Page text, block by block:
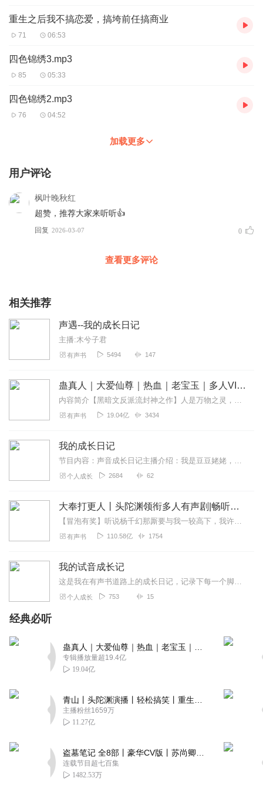
重生之后我不搞恋爱，搞垮前任搞商业
71 06:53
四色锦绣3.mp3
85 05:33
四色锦绣2.mp3
76 04:52
加载更多
用户评论
枫叶晚秋红
超赞，推荐大家来听听👍
回复 2026-03-07 0
查看更多评论
相关推荐
声遇--我的成长日记
主播:木兮子君
有声书 5494 147
蛊真人｜大爱仙尊｜热血｜老宝玉｜多人VIP免费有声剧
内容简介【黑暗文反派流封神之作】人是万物之灵，蛊是天地真精。一个穿越者不断重生的故事。一个养蛊、炼蛊、用蛊的奇特世界。配音组（男角色）老宝玉旁白...
有声书 19.04亿 3434
我的成长日记
节目内容：声音成长日记主播介绍：我是豆豆姥姥，豆豆目前上小学二年级，她学习小主持人课程已有几年，我为了跟上豆豆的步伐，也行动起来，学习喜马拉雅的声音训练营、攀登...
个人成长 2684 62
大奉打更人丨头陀渊领衔多人有声剧|畅听全集|王鹤棣、田曦薇主演影视剧原著|卖报小郎君
【冒泡有奖】听说杨千幻那厮要与我一较高下，我许七安要开始装叉了！快进入声音播放页戳下方输入框，冒个泡偷偷告诉我，我要用哪些诗词才能胜过他？说得好的，有赏！202...
有声书 110.58亿 1754
我的试音成长记
这是我在有声书道路上的成长日记，记录下每一个脚印，每一次跌倒，每一点小进步，每一份收获…
个人成长 753 15
经典必听
专辑播放量超19.4亿
19.04亿
主播粉丝1659万
11.27亿
连载节目超七百集
1482.53万